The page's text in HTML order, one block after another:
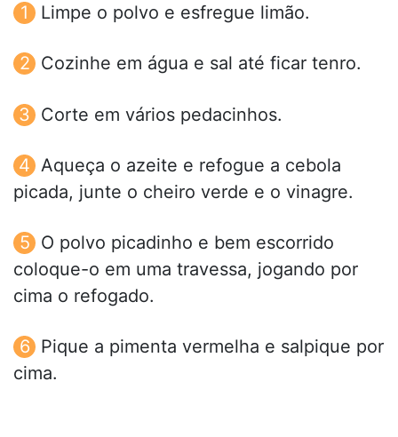
Limpe o polvo e esfregue limão.
Cozinhe em água e sal até ficar tenro.
Corte em vários pedacinhos.
Aqueça o azeite e refogue a cebola
picada, junte o cheiro verde e o vinagre.
O polvo picadinho e bem escorrido
coloque-o em uma travessa, jogando por
cima o refogado.
Pique a pimenta vermelha e salpique por
cima.